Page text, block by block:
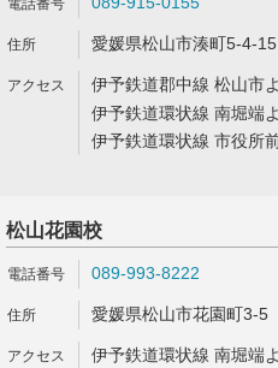
愛媛県松山市湊町5-4-15
伊予鉄道郡中線 松山市
伊予鉄道環状線 南堀端
伊予鉄道環状線 市役所
松山花園校
089-993-8222
愛媛県松山市花園町3-5
伊予鉄道環状線 南堀端